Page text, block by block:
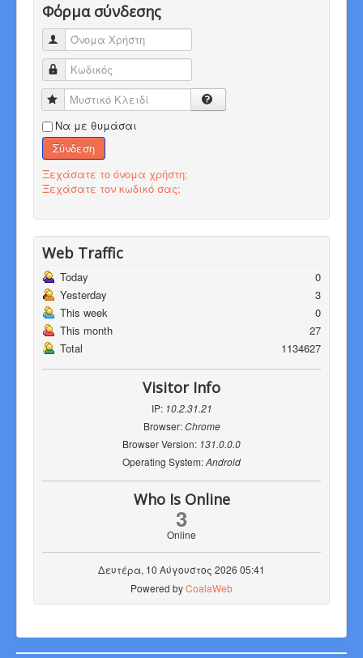
Φόρμα σύνδεσης
Όνομα Χρήστη
Κωδικός
Μυστικό Κλειδί
Να με θυμάσαι
Σύνδεση
Ξεχάσατε το όνομα χρήστη;
Ξεχάσατε τον κωδικό σας;
Web Traffic
Today
0
Yesterday
3
This week
0
This month
27
Total
1134627
Visitor Info
IP: 10.2.31.21
Browser:Chrome
Browser Version: 131.0.0.0
Operating System:Android
Who Is Online
3
Online
Δευτέρα, 10 Αύγουστος 2026 05:41
Powered byCoalaWeb